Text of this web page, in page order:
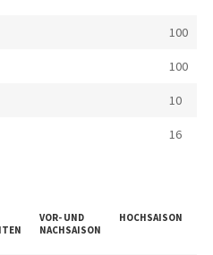
100
100
10
16
VOR- UND
NACHSAISON
HOCHSAISON